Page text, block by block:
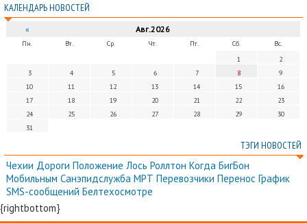
КАЛЕНДАРЬ НОВОСТЕЙ
« Авг.2026
Пн. Вт. Ср. Чт. Пт. Сб.
Вс.
1
2
3
4 5 6 7 8
9
10
11 12 13 14 15
16
17
18 19 20 21 22
23
24
25 26 27 28 29
30
31
ТЭГИ НОВОСТЕЙ
Чехии Дороги Положение Лось Роллтон Когда БигБон
Мобильным Санэпидслужба МРТ Перевозчики Перенос График
SMS-сообщений Белтехосмотре
{rightbottom}